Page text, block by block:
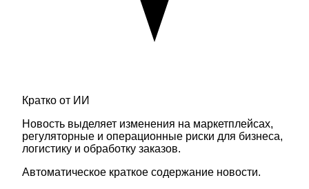
Кратко от ИИ
Новость выделяет изменения на маркетплейсах,
регуляторные и операционные риски для бизнеса,
логистику и обработку заказов.
Автоматическое краткое содержание новости.